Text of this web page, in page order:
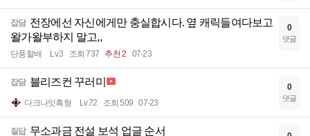
잡담 전장에선 자신에게만 충실합시다. 옆 캐릭들여다보고
왈가왈부하지 말고,,
단풍할배 Lv.3 조회 737 추천 2 07-23
0
댓글
잡담 블리즈컨 꾸러미
다크나잇흑형 Lv.72 조회 509 07-23
0
댓글
질답 무소과금 전설 보석 업글 순서